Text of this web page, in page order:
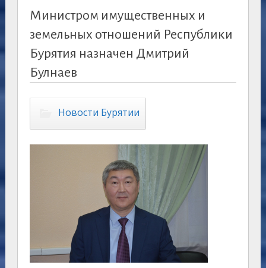
Министром имущественных и
земельных отношений Республики
Бурятия назначен Дмитрий
Булнаев
Новости Бурятии